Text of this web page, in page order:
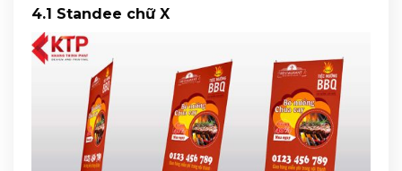
4.1 Standee chữ X